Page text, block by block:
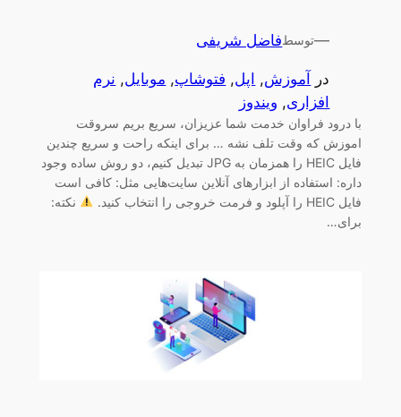
—توسطفاضل شریفی
در آموزش, اپل, فتوشاپ, موبایل, نرم
افزاری, ویندوز
با درود فراوان خدمت شما عزیزان، سریع بریم سروقت
اموزش که وقت تلف نشه … برای اینکه راحت و سریع چندین
فایل HEIC را همزمان به JPG تبدیل کنیم، دو روش ساده وجود
داره: استفاده از ابزارهای آنلاین سایت‌هایی مثل: کافی است
فایل HEIC را آپلود و فرمت خروجی را انتخاب کنید.
نکته:
برای…